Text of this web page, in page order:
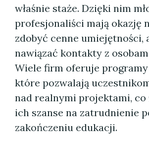
właśnie staże. Dzięki nim
profesjonaliści mają okazję
zdobyć cenne umiejętności,
nawiązać kontakty z
Wiele firm oferuje programy
które pozwalają
nad realnymi projektami, co
ich szanse na zatrudnienie
zakończeniu edukacji.